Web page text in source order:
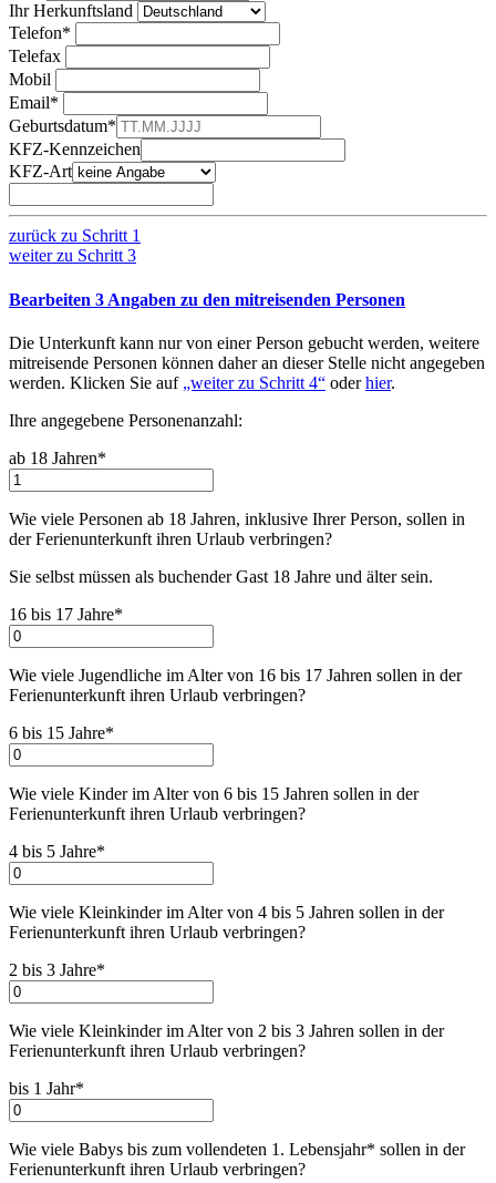
Ihr Herkunftsland
Telefon*
Telefax
Mobil
Email*
Geburtsdatum*
KFZ-Kennzeichen
KFZ-Art
zurück zu Schritt 1
weiter zu Schritt 3
Bearbeiten 3 Angaben zu den mitreisenden Personen
Die Unterkunft kann nur von einer Person gebucht werden, weitere
mitreisende Personen können daher an dieser Stelle nicht angegeben
werden. Klicken Sie auf „weiter zu Schritt 4“ oderhier.
Ihre angegebene Personenanzahl:
ab 18 Jahren*
Wie viele Personen ab 18 Jahren, inklusive Ihrer Person, sollen in
der Ferienunterkunft ihren Urlaub verbringen?
Sie selbst müssen als buchender Gast 18 Jahre und älter sein.
16 bis 17 Jahre*
Wie viele Jugendliche im Alter von 16 bis 17 Jahren sollen in der
Ferienunterkunft ihren Urlaub verbringen?
6 bis 15 Jahre*
Wie viele Kinder im Alter von 6 bis 15 Jahren sollen in der
Ferienunterkunft ihren Urlaub verbringen?
4 bis 5 Jahre*
Wie viele Kleinkinder im Alter von 4 bis 5 Jahren sollen in der
Ferienunterkunft ihren Urlaub verbringen?
2 bis 3 Jahre*
Wie viele Kleinkinder im Alter von 2 bis 3 Jahren sollen in der
Ferienunterkunft ihren Urlaub verbringen?
bis 1 Jahr*
Wie viele Babys bis zum vollendeten 1. Lebensjahr* sollen in der
Ferienunterkunft ihren Urlaub verbringen?